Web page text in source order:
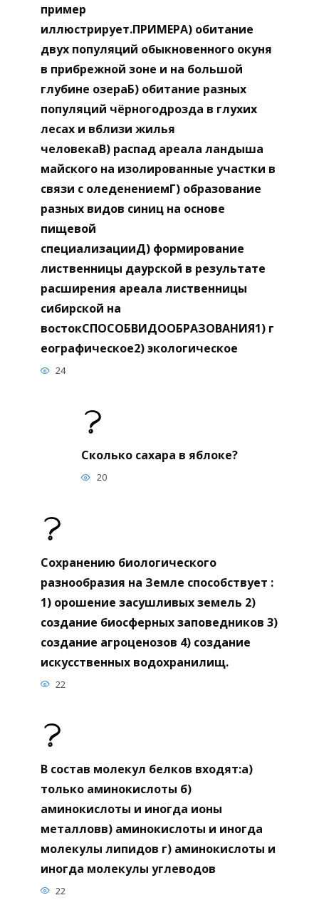
пример
иллюстрирует.ПРИМЕРА) обитание
двух популяций обыкновенного окуня
в прибрежной зоне и на большой
глубине озераБ) обитание разных
популяций чёрногодрозда в глухих
лесах и вблизи жилья
человекаВ) распад ареала ландыша
майского на изолированные участки в
связи с оледенениемГ) образование
разных видов синиц на основе
пищевой
специализацииД) формирование
лиственницы даурской в результате
расширения ареала лиственницы
сибирской на
востокСПОСОБВИДООБРАЗОВАНИЯ1) г
еографическое2) экологическое
24
Сколько сахара в яблоке?
20
Сохранению биологического
разнообразия на Земле способствует :
1) орошение засушливых земель 2)
создание биосферных заповедников 3)
создание агроценозов 4) создание
искусственных водохранилищ.
22
В состав молекул белков входят:а)
только аминокислоты б)
аминокислоты и иногда ионы
металловв) аминокислоты и иногда
молекулы липидов г) аминокислоты и
иногда молекулы углеводов
22